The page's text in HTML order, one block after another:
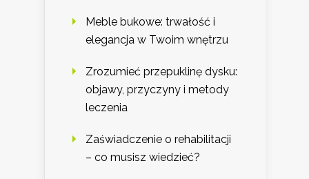
Meble bukowe: trwałość i
elegancja w Twoim wnętrzu
Zrozumieć przepuklinę dysku:
objawy, przyczyny i metody
leczenia
Zaświadczenie o rehabilitacji
– co musisz wiedzieć?